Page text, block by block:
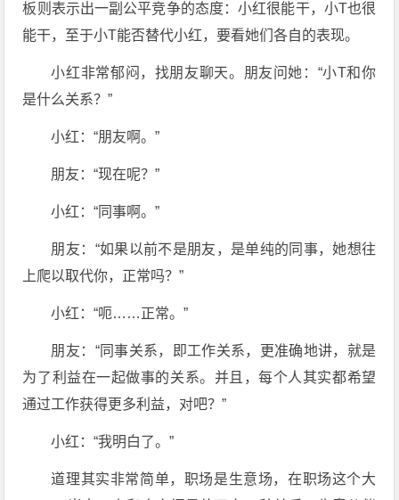
板则表示出一副公平竞争的态度：小红很能干，小T也很
能干，至于小T能否替代小红，要看她们各自的表现。
小红非常郁闷，找朋友聊天。朋友问她：“小T和你
是什么关系？”
小红：“朋友啊。”
朋友：“现在呢？”
小红：“同事啊。”
朋友：“如果以前不是朋友，是单纯的同事，她想往
上爬以取代你，正常吗？”
小红：“呃……正常。”
朋友：“同事关系，即工作关系，更准确地讲，就是
为了利益在一起做事的关系。并且，每个人其实都希望
通过工作获得更多利益，对吧？”
小红：“我明白了。”
道理其实非常简单，职场是生意场，在职场这个大